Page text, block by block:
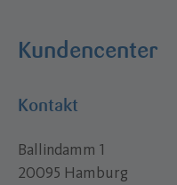
Kundencenter
Kontakt
Ballindamm 1
20095 Hamburg